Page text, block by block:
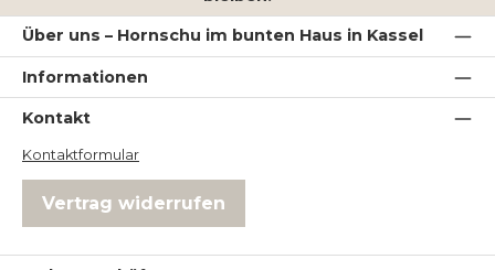
Über uns – Hornschu im bunten Haus in Kassel
Informationen
Kontakt
Kontaktformular
Vertrag widerrufen